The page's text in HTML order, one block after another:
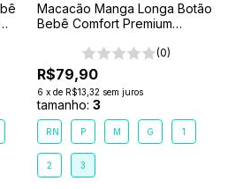
Macacão Manga Longa Botão
Bebê Comfort Premium
(0)
R$79,90
6 x de R$13,32 sem juros
tamanho: 3
RN P M G 1
2 3